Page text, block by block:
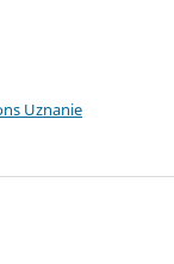
Uznanie